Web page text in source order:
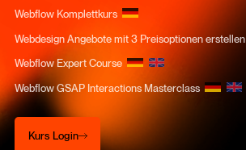
Webflow Komplettkurs
Webdesign Angebote mit 3 Preisoptionen erstellen
Webflow Expert Course
Webflow GSAP Interactions Masterclass
Kurs Login
Kurs Login